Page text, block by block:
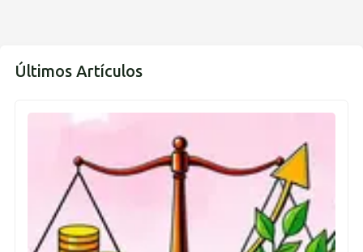
Últimos Artículos